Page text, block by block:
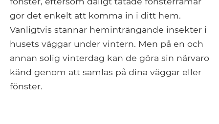
gör det enkelt att komma in i ditt hem.
Vanligtvis stannar heminträngande insekter i
husets väggar under vintern. Men på en och
annan solig vinterdag kan de göra sin närvaro
känd genom att samlas på dina väggar eller
fönster.